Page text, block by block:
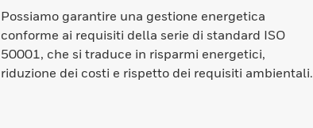
Possiamo garantire una gestione energetica
conforme ai requisiti della serie di standard ISO
50001, che si traduce in risparmi energetici,
riduzione dei costi e rispetto dei requisiti ambientali.